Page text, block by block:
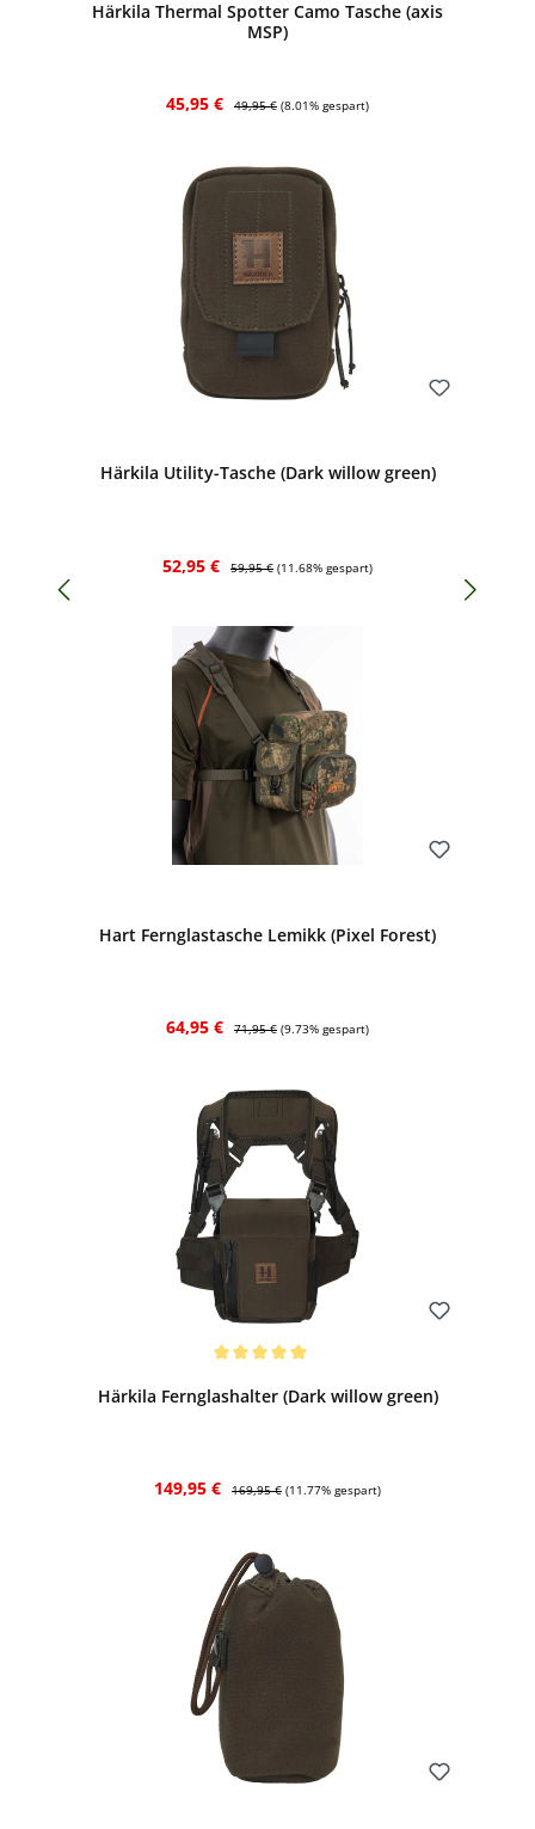
Härkila Thermal Spotter Camo Tasche (axis
MSP)
Verkaufspreis:
45,95 € Regulärer Preis:
49,95 € (8.01% gespart)
Härkila Utility-Tasche (Dark willow green)
Verkaufspreis:
52,95 € 59,95 € (11.68% gespart)
Hart Fernglastasche Lemikk (Pixel Forest)
Verkaufspreis:
64,95 € Regulärer Preis:
71,95 € (9.73% gespart)
Härkila Fernglashalter (Dark willow green)
Verkaufspreis:
149,95 € Regulärer Preis:
169,95 € (11.77% gespart)